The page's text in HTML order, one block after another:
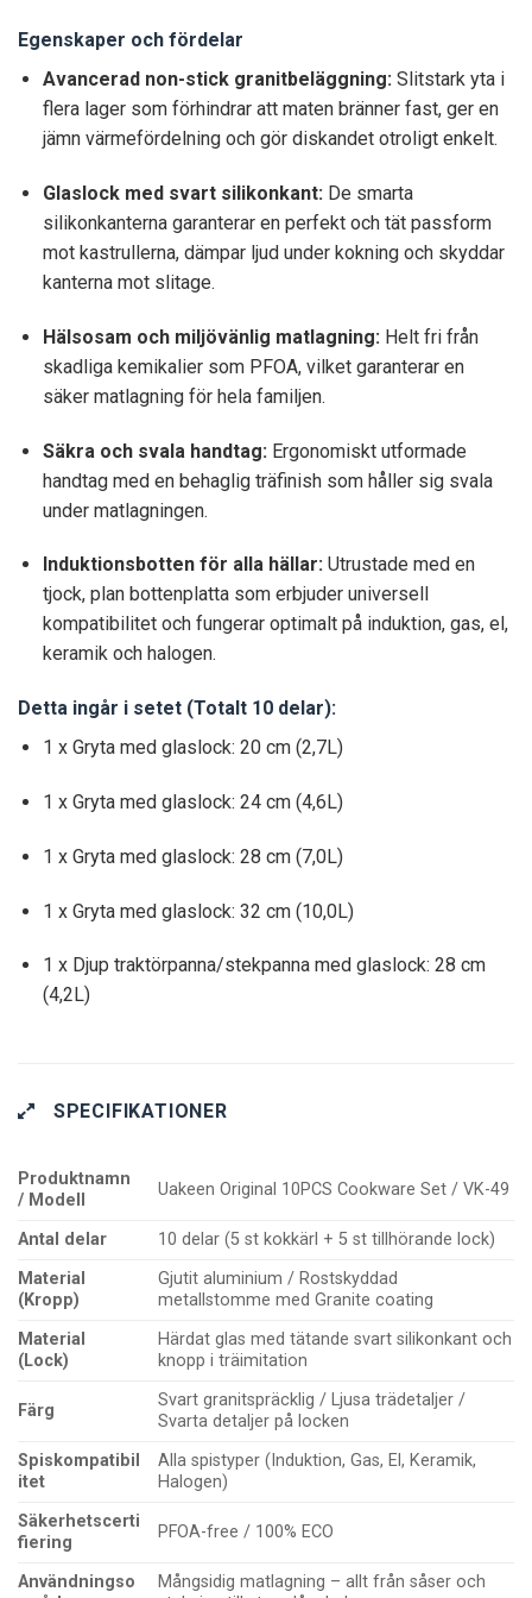
Egenskaper och fördelar
Avancerad non-stick granitbeläggning:Slitstark yta i
flera lager som förhindrar att maten bränner fast, ger en
jämn värmefördelning och gör diskandet otroligt enkelt.
Glaslock med svart silikonkant:De smarta
silikonkanterna garanterar en perfekt och tät passform
mot kastrullerna, dämpar ljud under kokning och skyddar
kanterna mot slitage.
Hälsosam och miljövänlig matlagning:Helt fri från
skadliga kemikalier som PFOA, vilket garanterar en
säker matlagning för hela familjen.
Säkra och svala handtag: Ergonomiskt utformade
handtag med en behaglig träfinish som håller sig svala
under matlagningen.
Induktionsbotten för alla hällar:Utrustade med en
tjock, plan bottenplatta som erbjuder universell
kompatibilitet och fungerar optimalt på induktion, gas, el,
keramik och halogen.
Detta ingår i setet (Totalt 10 delar):
1 x Gryta med glaslock: 20 cm (2,7L)
1 x Gryta med glaslock: 24 cm (4,6L)
1 x Gryta med glaslock: 28 cm (7,0L)
1 x Gryta med glaslock: 32 cm (10,0L)
1 x Djup traktörpanna/stekpanna med glaslock: 28 cm
(4,2L)
SPECIFIKATIONER
Produktnamn
/ Modell
Uakeen Original 10PCS Cookware Set / VK-49
Antal delar
10 delar (5 st kokkärl + 5 st tillhörande lock)
Material
(Kropp)
Gjutit aluminium / Rostskyddad
metallstomme med Granite coating
Material
(Lock)
Härdat glas med tätande svart silikonkant och
knopp i träimitation
Färg
Svart granitspräcklig / Ljusa trädetaljer /
Svarta detaljer på locken
Spiskompatibil
itet
Alla spistyper (Induktion, Gas, El, Keramik,
Halogen)
Säkerhetscerti
fiering
PFOA-free / 100% ECO
Användningso
Mångsidig matlagning – allt från såser och